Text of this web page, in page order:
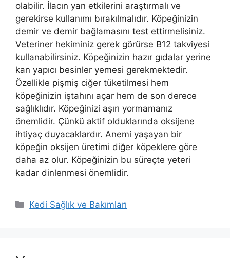
olabilir. İlacın yan etkilerini araştırmalı ve
gerekirse kullanımı bırakılmalıdır. Köpeğinizin
demir ve demir bağlamasını test ettirmelisiniz.
Veteriner hekiminiz gerek görürse B12 takviyesi
kullanabilirsiniz. Köpeğinizin hazır gıdalar yerine
kan yapıcı besinler yemesi gerekmektedir.
Özellikle pişmiş ciğer tüketilmesi hem
köpeğinizin iştahını açar hem de son derece
sağlıklıdır. Köpeğinizi aşırı yormamanız
önemlidir. Çünkü aktif olduklarında oksijene
ihtiyaç duyacaklardır. Anemi yaşayan bir
köpeğin oksijen üretimi diğer köpeklere göre
daha az olur. Köpeğinizin bu süreçte yeteri
kadar dinlenmesi önemlidir.
Kategoriler
Kedi Sağlık ve Bakımları